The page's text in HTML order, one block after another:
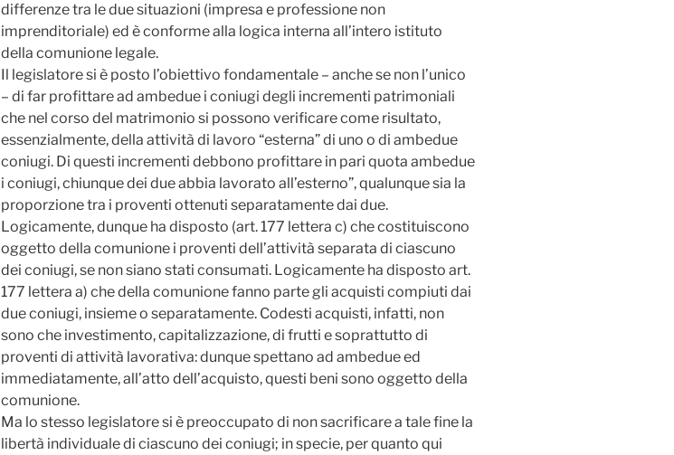
differenze tra le due situazioni (impresa e professione non
imprenditoriale) ed è conforme alla logica interna all’intero istituto
della comunione legale.
Il legislatore si è posto l’obiettivo fondamentale – anche se non l’unico
– di far profittare ad ambedue i coniugi degli incrementi patrimoniali
che nel corso del matrimonio si possono verificare come risultato,
essenzialmente, della attività di lavoro “esterna” di uno o di ambedue
coniugi. Di questi incrementi debbono profittare in pari quota ambedue
i coniugi, chiunque dei due abbia lavorato all’esterno”, qualunque sia la
proporzione tra i proventi ottenuti separatamente dai due.
Logicamente, dunque ha disposto (art. 177 lettera c) che costituiscono
oggetto della comunione i proventi dell’attività separata di ciascuno
dei coniugi, se non siano stati consumati. Logicamente ha disposto art.
177 lettera a) che della comunione fanno parte gli acquisti compiuti dai
due coniugi, insieme o separatamente. Codesti acquisti, infatti, non
sono che investimento, capitalizzazione, di frutti e soprattutto di
proventi di attività lavorativa: dunque spettano ad ambedue ed
immediatamente, all’atto dell’acquisto, questi beni sono oggetto della
comunione.
Ma lo stesso legislatore si è preoccupato di non sacrificare a tale fine la
libertà individuale di ciascuno dei coniugi; in specie, per quanto qui